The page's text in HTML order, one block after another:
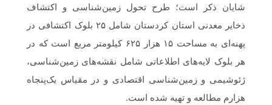
شایان ذکر است؛ طرح تحول زمین‌شناسی و اکتشاف
ذخایر معدنی استان کردستان شامل ۲۵ بلوک اکتشافی در
پهنه‌ای به مساحت ۱۵ هزار ۶۲۵ کیلومتر مربع است که در
هر بلوک لایه‌های اطلاعاتی شامل نقشه‌های زمین‌شناسی،
ژئوشیمی و زمین‌شناسی اقتصادی و در مقیاس یک‌پنجاه
هزارم مطالعه و تهیه شده است.